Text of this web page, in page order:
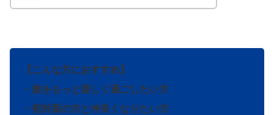
【こんな方におすすめ】
・旅をもっと楽しく過ごしたい方
・初対面の方と仲良くなりたい方